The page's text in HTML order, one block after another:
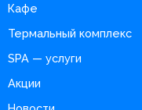
Кафе
Термальный комплекс
SPA — услуги
Акции